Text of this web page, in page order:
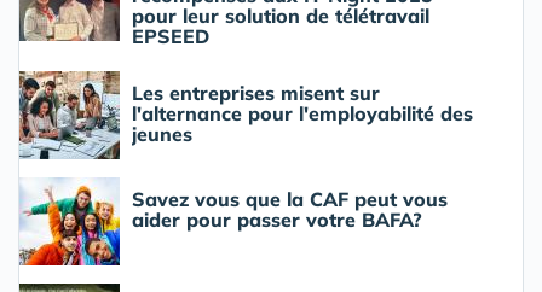
pour leur solution de télétravail
EPSEED
Les entreprises misent sur
l'alternance pour l'employabilité des
jeunes
Savez vous que la CAF peut vous
aider pour passer votre BAFA?